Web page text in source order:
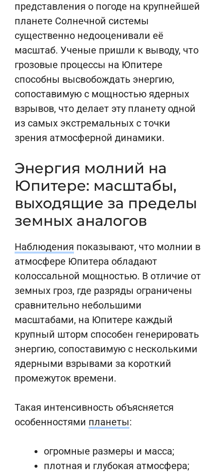
представления о погоде на крупнейшей
планете Солнечной системы
существенно недооценивали её
масштаб. Ученые пришли к выводу, что
грозовые процессы на Юпитере
способны высвобождать энергию,
сопоставимую с мощностью ядерных
взрывов, что делает эту планету одной
из самых экстремальных с точки
зрения атмосферной динамики.
Энергия молний на
Юпитере: масштабы,
выходящие за пределы
земных аналогов
Наблюдения показывают, что молнии в
атмосфере Юпитера обладают
колоссальной мощностью. В отличие от
земных гроз, где разряды ограничены
сравнительно небольшими
масштабами, на Юпитере каждый
крупный шторм способен генерировать
энергию, сопоставимую с несколькими
ядерными взрывами за короткий
промежуток времени.
Такая интенсивность объясняется
особенностями планеты:
огромные размеры и масса;
плотная и глубокая атмосфера;